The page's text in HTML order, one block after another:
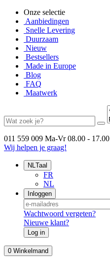
Onze selectie
Aanbiedingen
Snelle Levering
Duurzaam
Nieuw
Bestsellers
Made in Europe
Blog
FAQ
Maatwerk
011 559 009 Ma-Vr 08.00 - 17.00
Wij helpen je graag!
NLTaal
FR
NL
Inloggen
Wachtwoord vergeten?
Nieuwe klant?
Log in
0 Winkelmand